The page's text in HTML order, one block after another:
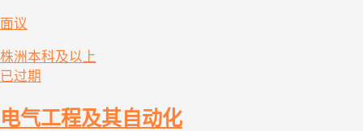
面议
株洲本科及以上
已过期
电气工程及其自动化